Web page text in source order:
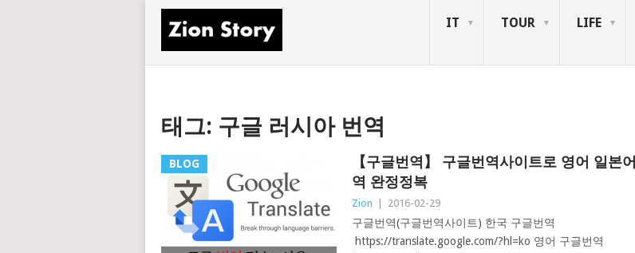
IT TOUR LIFE
태그: 구글 러시아 번역
BLOG
【구글번역】 구글번역사이트로 영어 일본
역 완정정복
Zion 2016-02-29
구글번역(구글번역사이트) 한국 구글번역
https://translate.google.com/?hl=ko 영어 구글번역